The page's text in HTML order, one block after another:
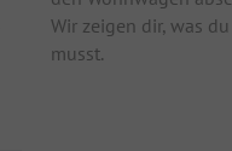
Wir zeigen dir, was
musst.